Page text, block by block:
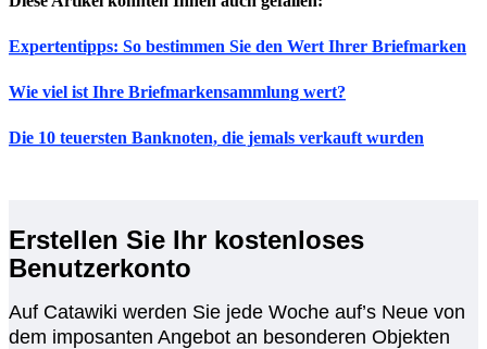
Expertentipps: So bestimmen Sie den Wert Ihrer Briefmarken
Wie viel ist Ihre Briefmarkensammlung wert?
Die 10 teuersten Banknoten, die jemals verkauft wurden
Erstellen Sie Ihr kostenloses
Benutzerkonto
Auf Catawiki werden Sie jede Woche auf’s Neue von
dem imposanten Angebot an besonderen Objekten